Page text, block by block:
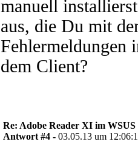
manuell
aus, die Du mit
Fehlermeldungen
dem Client?
Re: Adobe Reader XI im WSUS
Antwort #4 - 03.05.13 um